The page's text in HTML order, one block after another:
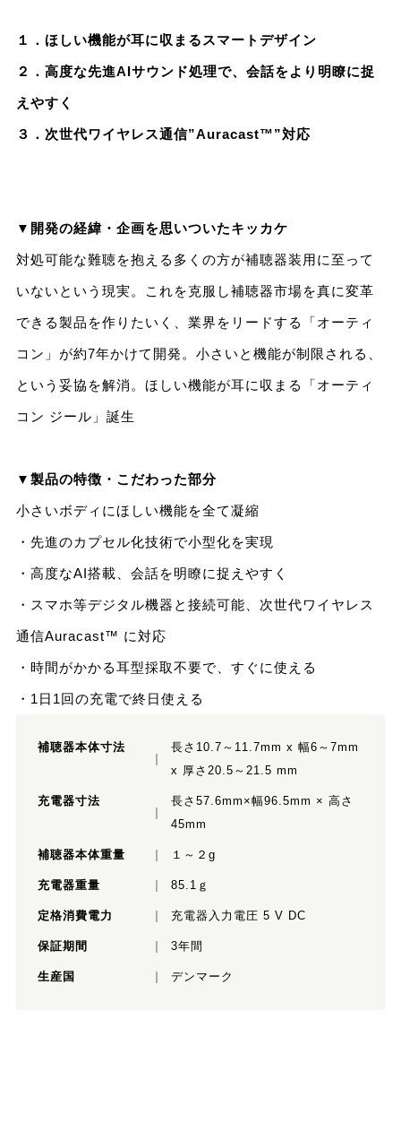
１．ほしい機能が耳に収まるスマートデザイン
２．高度な先進AIサウンド処理で、会話をより明瞭に捉
えやすく
３．次世代ワイヤレス通信”Auracast™”対応
▼開発の経緯・企画を思いついたキッカケ
対処可能な難聴を抱える多くの方が補聴器装用に至って
いないという現実。これを克服し補聴器市場を真に変革
できる製品を作りたいく、業界をリードする「オーティ
コン」が約7年かけて開発。小さいと機能が制限される、
という妥協を解消。ほしい機能が耳に収まる「オーティ
コン ジール」誕生
▼製品の特徴・こだわった部分
小さいボディにほしい機能を全て凝縮
・先進のカプセル化技術で小型化を実現
・高度なAI搭載、会話を明瞭に捉えやすく
・スマホ等デジタル機器と接続可能、次世代ワイヤレス
通信Auracast™ に対応
・時間がかかる耳型採取不要で、すぐに使える
・1日1回の充電で終日使える
補聴器本体寸法
長さ10.7～11.7mm x 幅6～7mm
x 厚さ20.5～21.5 mm
充電器寸法
長さ57.6mm×幅96.5mm × 高さ
45mm
補聴器本体重量 １～２g
充電器重量 85.1ｇ
定格消費電力 充電器入力電圧 5 V DC
保証期間 3年間
生産国 デンマーク